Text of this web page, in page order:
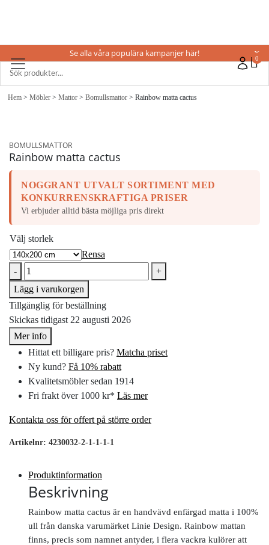
0
Se alla våra populära kampanjer här! X
Hem > Möbler > Mattor > Bomullsmattor > Rainbow matta cactus
BOMULLSMATTOR
Rainbow matta cactus
NOGGRANT UTVALT SORTIMENT MED
KONKURRENSKRAFTIGA PRISER
Vi erbjuder alltid bästa möjliga pris direkt
Välj storlek
Rensa
-
+
Lägg i varukorgen
Tillgänglig för beställning
Skickas tidigast 22 augusti 2026
Mer info
Hittat ett billigare pris? Matcha priset
Ny kund? Få 10% rabatt
Kvalitetsmöbler sedan 1914
Fri frakt över 1000 kr* Läs mer
Kontakta oss för offert på större order
Artikelnr: 4230032-2-1-1-1-1
Produktinformation
Beskrivning
Rainbow matta cactus är en handvävd enfärgad matta i 100%
ull från danska varumärket Linie Design. Rainbow mattan
finns, precis som namnet antyder, i flera vackra kulörer att